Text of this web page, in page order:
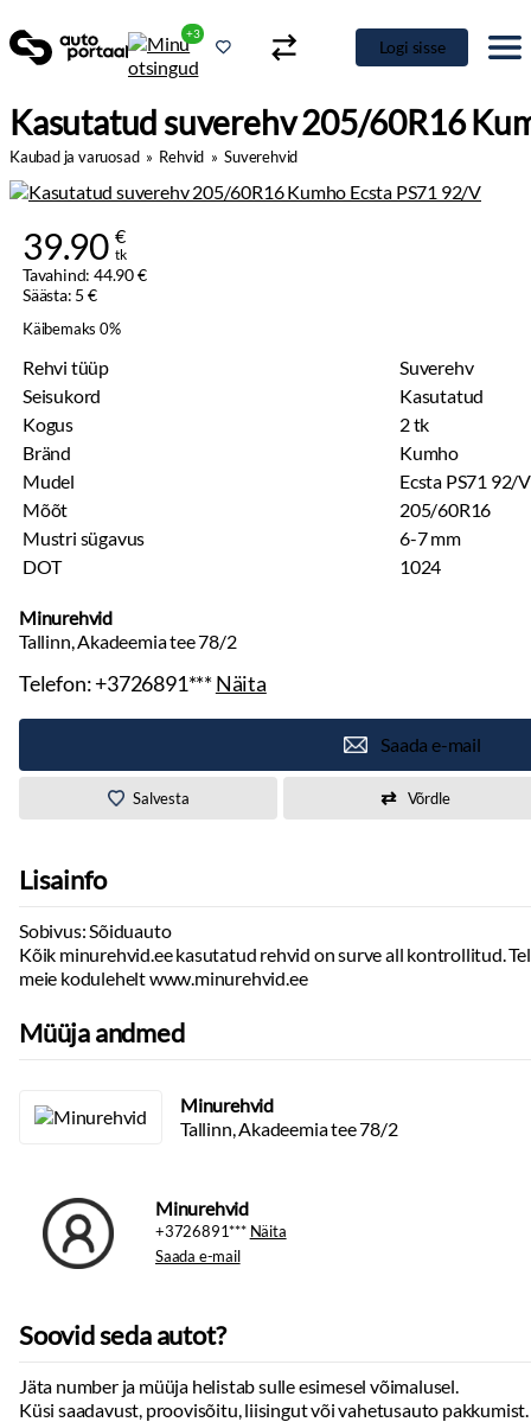
+3
Logi sisse
Kasutatud suverehv 205/60R16
Kaubad ja varuosad» Rehvid »Suverehvid
39.90 €
tk
Tavahind: 44.90 €
Säästa: 5 €
Käibemaks 0%
Rehvi tüüp
Suverehv
Seisukord
Kasutatud
Kogus
2 tk
Bränd
Kumho
Mudel
Ecsta PS71 92/V
Mõõt
205/60R16
Mustri sügavus
6-7 mm
DOT
1024
Minurehvid
Tallinn, Akadeemia tee 78/2
Telefon:+3726891***Näita
Saada e-mail
Salvesta Võrdle
Lisainfo
Sobivus: Sõiduauto
Kõik minurehvid.ee kasutatud rehvid on surve all kontrollitud.
meie kodulehelt www.minurehvid.ee
Müüja andmed
Minurehvid
Tallinn, Akadeemia tee 78/2
Minurehvid
+3726891*** Näita
Saada e-mail
Soovid seda autot?
Jäta number ja müüja helistab sulle esimesel võimalusel.
Küsi saadavust, proovisõitu, liisingut või vahetusauto pakkumist.